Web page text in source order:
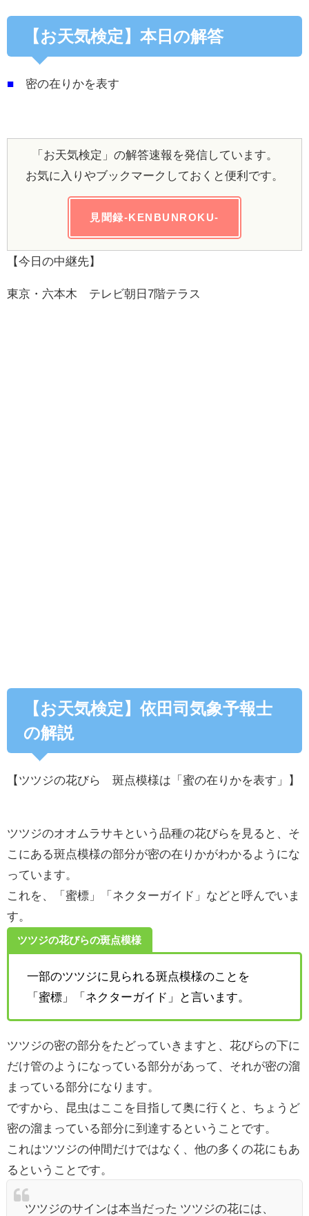
【お天気検定】本日の解答
■ 密の在りかを表す
「お天気検定」の解答速報を発信しています。
お気に入りやブックマークしておくと便利です。
見聞録-KENBUNROKU-
【今日の中継先】
東京・六本木 テレビ朝日7階テラス
【お天気検定】依田司気象予報士
の解説
【ツツジの花びら 斑点模様は「蜜の在りかを表す」】
ツツジのオオムラサキという品種の花びらを見ると、そ
こにある斑点模様の部分が密の在りかがわかるようにな
っています。
これを、「蜜標」「ネクターガイド」などと呼んでいま
す。
ツツジの花びらの斑点模様
一部のツツジに見られる斑点模様のことを
「蜜標」「ネクターガイド」と言います。
ツツジの密の部分をたどっていきますと、花びらの下に
だけ管のようになっている部分があって、それが密の溜
まっている部分になります。
ですから、昆虫はここを目指して奥に行くと、ちょうど
密の溜まっている部分に到達するということです。
これはツツジの仲間だけではなく、他の多くの花にもあ
るということです。
ツツジのサインは本当だった ツツジの花には、